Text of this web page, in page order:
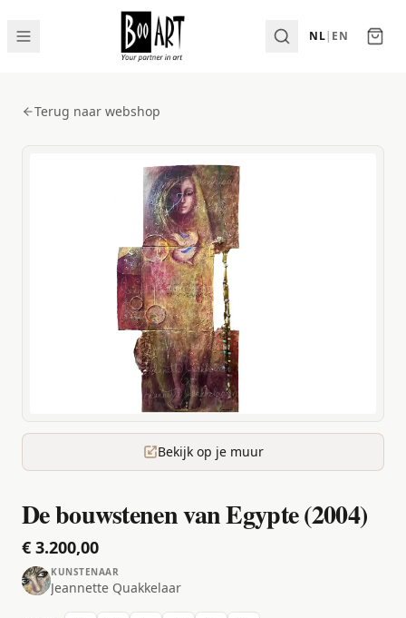
NL| EN
Terug naar webshop
Bekijk op je muur
De bouwstenen van Egypte (2004)
€ 3.200,00
KUNSTENAAR
Jeannette Quakkelaar